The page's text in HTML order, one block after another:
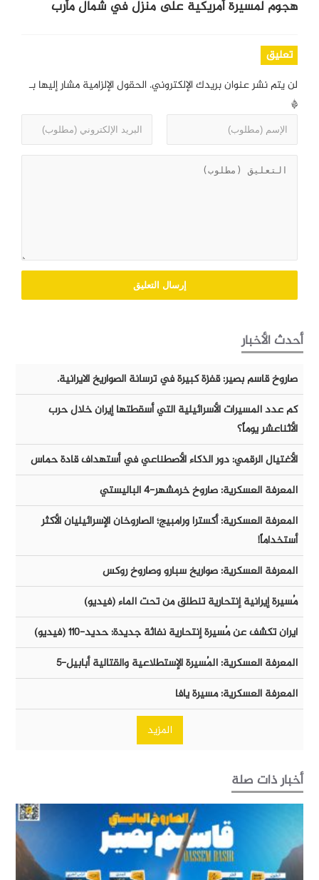
هجوم لمسيرة أمريكية على منزل في شمال مأرب
تعليق
لن يتم نشر عنوان بريدك الإلكتروني. الحقول الإلزامية مشار إليها بـ
*
أحدث الأخبار
صاروخ قاسم بصير: قفزة كبيرة في ترسانة الصواريخ الايرانية.
كم عدد المسيرات الأسرائيلية التي أسقطتها إيران خلال حرب
الأثناعشر يوماً؟
الأغتيال الرقمي: دور الذكاء الأصطناعي في أستهداف قادة حماس
المعرفة العسكرية: صاروخ خرمشهر-٤ الباليستي
المعرفة العسكرية: أكسترا ورامبيج؛ الصاروخان الإسرائيليان الأكثر
أستخداماً!
المعرفة العسكرية: صواريخ سبارو وصاروخ روكس
مُسيرة إيرانية إنتحارية تنطلق من تحت الماء (فيديو)
ايران تكشف عن مُسيرة إنتحارية نفاثة جديدة: حديد-١١٠ (فيديو)
المعرفة العسكرية: المُسيرة الإستطلاعية والقتالية أبابيل-٥
المعرفة العسكرية: مسيرة يافا
المزيد
أخبار ذات صلة